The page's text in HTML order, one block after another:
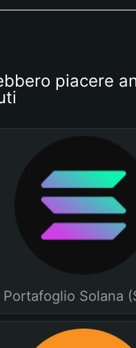
piacere
Portafoglio Solana